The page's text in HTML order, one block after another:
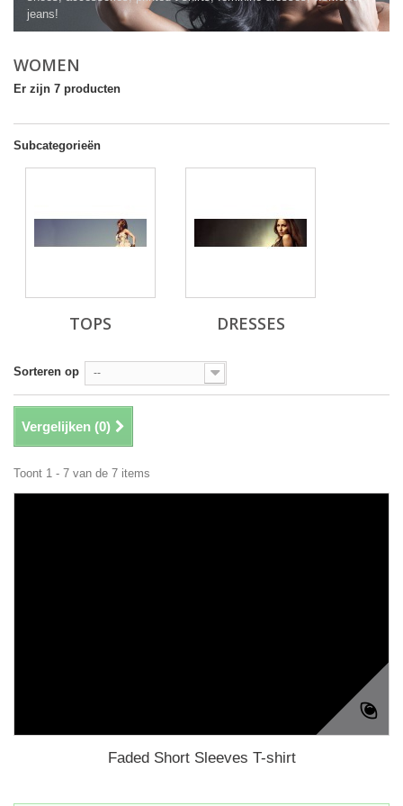
jeans!
WOMEN
Er zijn 7 producten
Subcategorieën
TOPS DRESSES
Sorteren op --
Vergelijken (0)
Toont 1 - 7 van de 7 items
Faded Short Sleeves T-shirt